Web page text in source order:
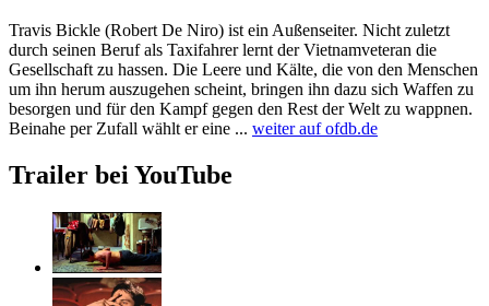
Travis Bickle (Robert De Niro) ist ein Außenseiter. Nicht zuletzt
durch seinen Beruf als Taxifahrer lernt der Vietnamveteran die
Gesellschaft zu hassen. Die Leere und Kälte, die von den Menschen
um ihn herum auszugehen scheint, bringen ihn dazu sich Waffen zu
besorgen und für den Kampf gegen den Rest der Welt zu wappnen.
Beinahe per Zufall wählt er eine ... weiter auf ofdb.de
Trailer bei YouTube